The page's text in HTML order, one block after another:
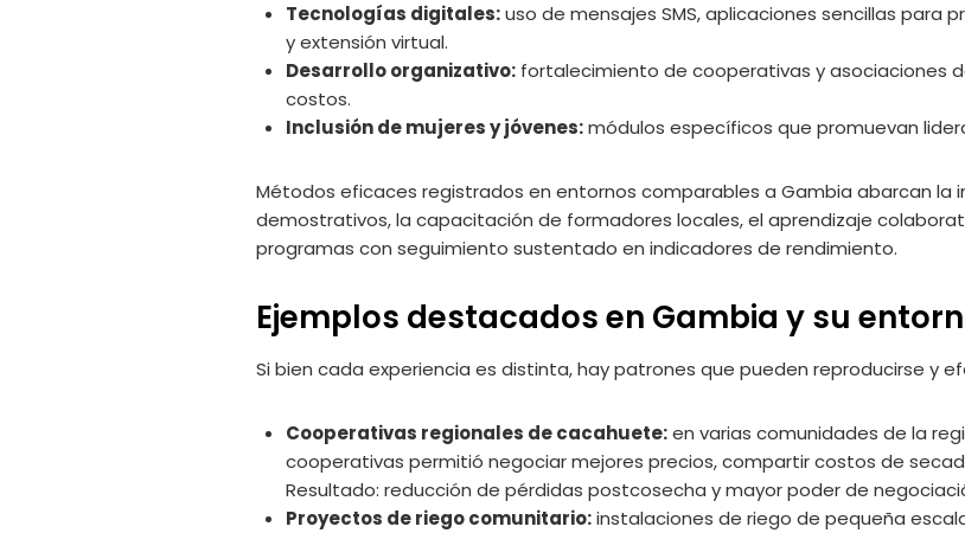
Tecnologías digitales:uso de mensajes SMS, aplicaciones sencillas para
y extensión virtual.
Desarrollo organizativo: fortalecimiento de cooperativas y asociaciones
costos.
Inclusión de mujeres y jóvenes:módulos específicos que promuevan
Métodos eficaces registrados en entornos comparables a Gambia abarcan la
demostrativos, la capacitación de formadores locales, el aprendizaje
programas con seguimiento sustentado en indicadores de rendimiento.
Ejemplos destacados en Gambia y su
Si bien cada experiencia es distinta, hay patrones que pueden reproducirse y
Cooperativas regionales de cacahuete:en varias comunidades de la
cooperativas permitió negociar mejores precios, compartir costos de
Resultado: reducción de pérdidas postcosecha y mayor poder de
Proyectos de riego comunitario:instalaciones de riego de pequeña